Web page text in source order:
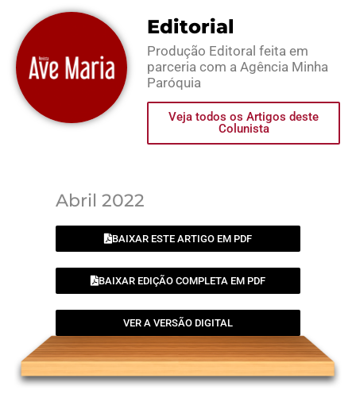
Editorial
Produção Editoral feita em
parceria com a Agência Minha
Paróquia
Veja todos os Artigos deste
Colunista
Abril 2022
BAIXAR ESTE ARTIGO EM PDF
BAIXAR EDIÇÃO COMPLETA EM PDF
VER A VERSÃO DIGITAL